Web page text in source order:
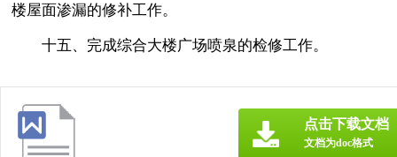
楼屋面渗漏的修补工作。
十五、完成综合大楼广场喷泉的检修工作。
点击下载文档
文档为doc格式